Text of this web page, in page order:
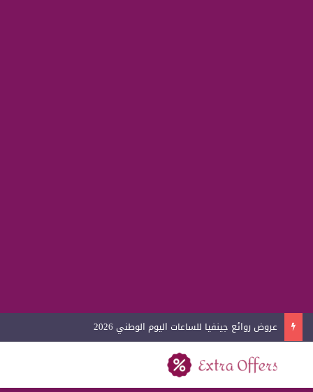
عروض روائع جينفيا للساعات اليوم الوطني 2026
بحث عن